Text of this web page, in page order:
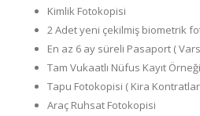
Kimlik Fotokopisi
2 Adet yeni çekilmiş biometrik
En az 6 ay süreli Pasaport (
Tam Vukaatlı Nüfus Kayıt Örneği
Tapu Fotokopisi ( Kira
Araç Ruhsat Fotokopisi